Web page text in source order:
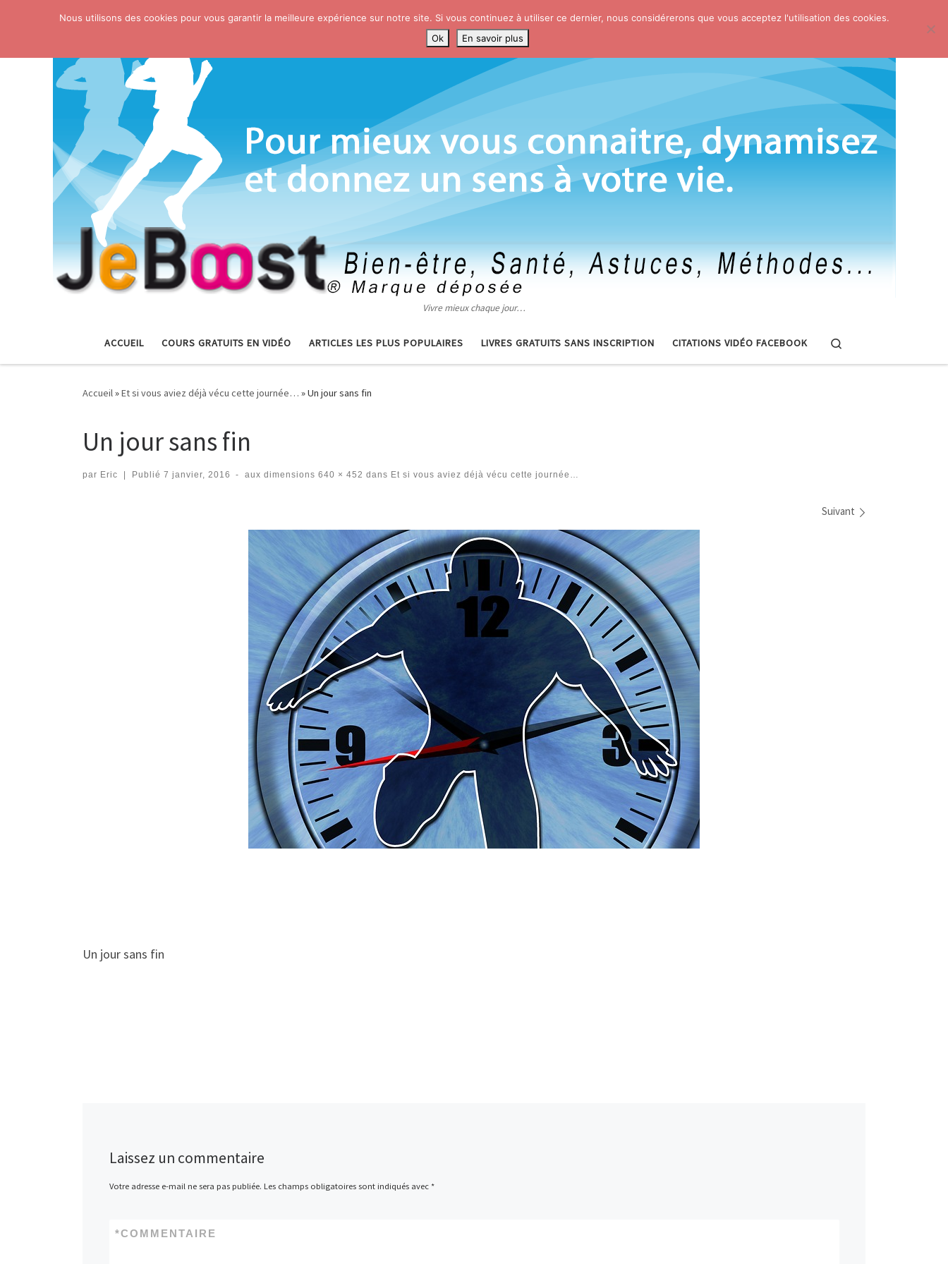
Skip to content
Vivre mieux chaque jour…
ACCUEIL COURS GRATUITS EN VIDÉO ARTICLES LES PLUS POPULAIRES LIVRES GRATUITS SANS INSCRIPTION CITATIONS VIDÉO FACEBOOK
Accueil»Et si vous aviez déjà vécu cette journée… »Un jour sans fin
Un jour sans fin
par Eric Publié 7 janvier, 2016 - aux dimensions 640 × 452 dans Et si vous aviez déjà vécu cette journée…
Suivant
Un jour sans fin
Laissez un commentaire
Votre adresse e-mail ne sera pas publiée. Les champs obligatoires sont indiqués avec *
COMMENTAIRE
*
Nous utilisons des cookies pour vous garantir la meilleure expérience sur notre site. Si vous continuez à utiliser ce dernier, nous considérerons que vous acceptez l'utilisation des cookies.
Ok
En savoir plus